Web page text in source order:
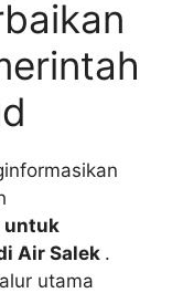
untuk
Air Salek .
utama